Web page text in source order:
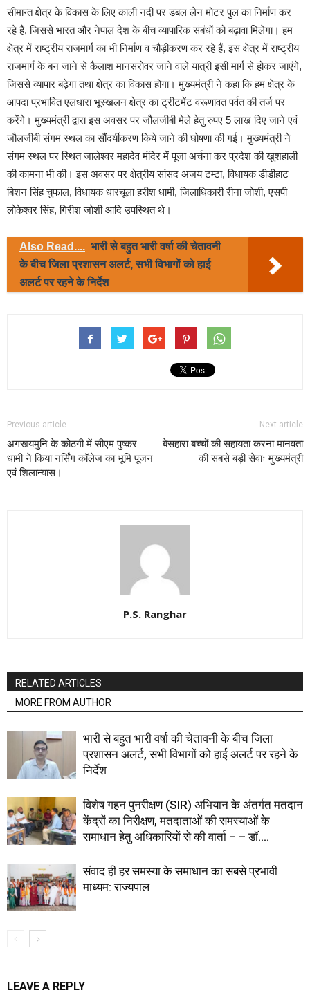
सीमान्त क्षेत्र के विकास के लिए काली नदी पर डबल लेन मोटर पुल का निर्माण कर
रहे हैं, जिससे भारत और नेपाल देश के बीच व्यापारिक संबंधों को बढ़ावा मिलेगा। हम
क्षेत्र में राष्ट्रीय राजमार्ग का भी निर्माण व चौड़ीकरण कर रहे हैं, इस क्षेत्र में राष्ट्रीय
राजमार्ग के बन जाने से कैलाश मानसरोवर जाने वाले यात्री इसी मार्ग से होकर जाएंगे,
जिससे व्यापार बढ़ेगा तथा क्षेत्र का विकास होगा। मुख्यमंत्री ने कहा कि हम क्षेत्र के
आपदा प्रभावित एलधारा भूस्खलन क्षेत्र का ट्रीटमेंट वरूणावत पर्वत की तर्ज पर
करेंगे। मुख्यमंत्री द्वारा इस अवसर पर जौलजीबी मेले हेतु रुपए 5 लाख दिए जाने एवं
जौलजीबी संगम स्थल का सौंदर्यीकरण किये जाने की घोषणा की गई। मुख्यमंत्री ने
संगम स्थल पर स्थित जालेश्वर महादेव मंदिर में पूजा अर्चना कर प्रदेश की खुशहाली
की कामना भी की। इस अवसर पर क्षेत्रीय सांसद अजय टम्टा, विधायक डीडीहाट
बिशन सिंह चुफाल, विधायक धारचूला हरीश धामी, जिलाधिकारी रीना जोशी, एसपी
लोकेश्वर सिंह, गिरीश जोशी आदि उपस्थित थे।
Also Read.... भारी से बहुत भारी वर्षा की चेतावनी
के बीच जिला प्रशासन अलर्ट, सभी विभागों को हाई
अलर्ट पर रहने के निर्देश
Previous article
अगस्त्यमुनि के कोठगी में सीएम पुष्कर
धामी ने किया नर्सिंग कॉलेज का भूमि पूजन
एवं शिलान्यास।
Next article
बेसहारा बच्चों की सहायता करना मानवता
की सबसे बड़ी सेवाः मुख्यमंत्री
P.S. Ranghar
RELATED ARTICLES
MORE FROM AUTHOR
भारी से बहुत भारी वर्षा की चेतावनी के बीच जिला
प्रशासन अलर्ट, सभी विभागों को हाई अलर्ट पर रहने के
निर्देश
विशेष गहन पुनरीक्षण (SIR) अभियान के अंतर्गत मतदान
केंद्रों का निरीक्षण, मतदाताओं की समस्याओं के
समाधान हेतु अधिकारियों से की वार्ता – – डॉ....
संवाद ही हर समस्या के समाधान का सबसे प्रभावी
माध्यम: राज्यपाल
LEAVE A REPLY